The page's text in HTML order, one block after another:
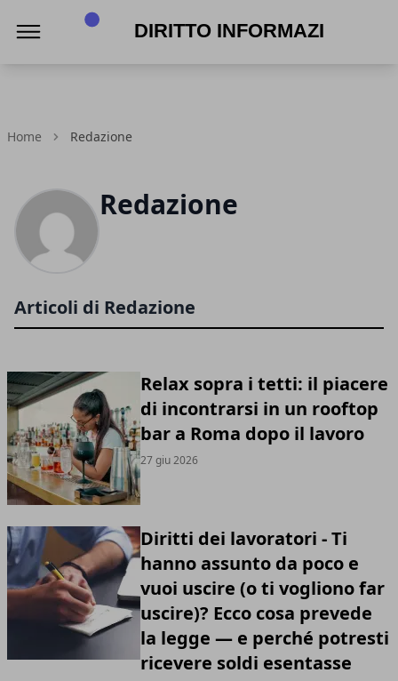
Home Redazione
Redazione
Articoli di Redazione
Relax sopra i tetti: il piacere
di incontrarsi in un rooftop
bar a Roma dopo il lavoro
27 giu 2026
Diritti dei lavoratori - Ti
hanno assunto da poco e
vuoi uscire (o ti vogliono far
uscire)? Ecco cosa prevede
la legge — e perché potresti
ricevere soldi esentasse